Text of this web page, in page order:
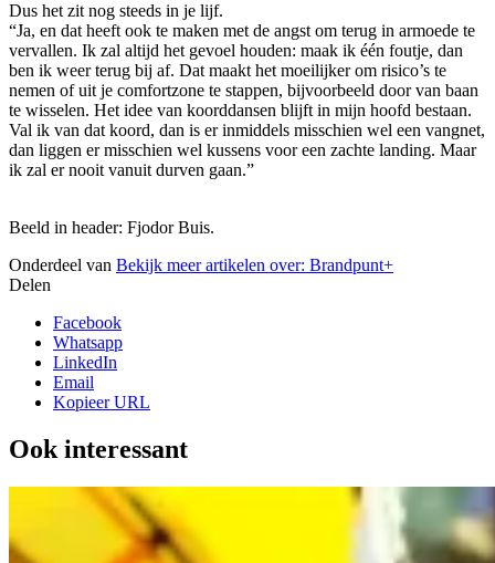
Dus het zit nog steeds in je lijf.
“Ja, en dat heeft ook te maken met de angst om terug in armoede te
vervallen. Ik zal altijd het gevoel houden: maak ik één foutje, dan
ben ik weer terug bij af. Dat maakt het moeilijker om risico’s te
nemen of uit je comfortzone te stappen, bijvoorbeeld door van baan
te wisselen. Het idee van koorddansen blijft in mijn hoofd bestaan.
Val ik van dat koord, dan is er inmiddels misschien wel een vangnet,
dan liggen er misschien wel kussens voor een zachte landing. Maar
ik zal er nooit vanuit durven gaan.”
Beeld in header: Fjodor Buis.
Onderdeel van Bekijk meer artikelen over: Brandpunt+
Delen
Facebook
Whatsapp
LinkedIn
Email
Kopieer URL
Ook interessant